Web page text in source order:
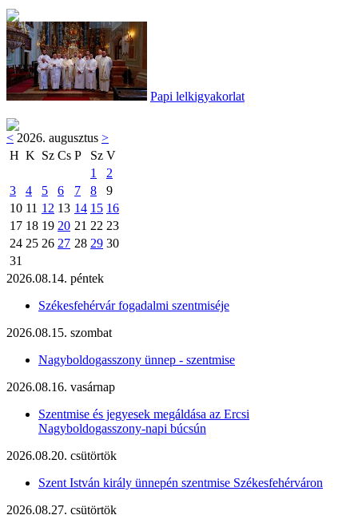
Papi lelkigyakorlat
< 2026. augusztus >
H K Sz Cs P Sz V
1
2
3
4 5 6 7 8
9
10 11 12 13 14 15 16
17 18 19 20 21 22 23
24 25 26 27 28 29 30
31
2026.08.14. péntek
Székesfehérvár fogadalmi szentmiséje
2026.08.15. szombat
Nagyboldogasszony ünnep - szentmise
2026.08.16. vasárnap
Szentmise és jegyesek megáldása az Ercsi
Nagyboldogasszony-napi búcsún
2026.08.20. csütörtök
Szent István király ünnepén szentmise Székesfehérváron
2026.08.27. csütörtök